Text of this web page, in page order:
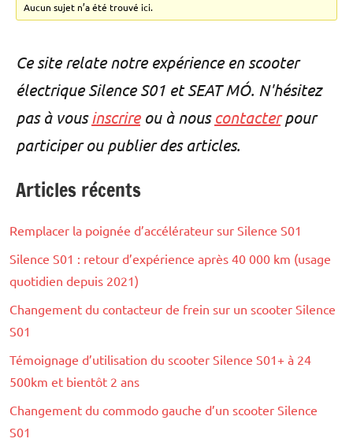
Aucun sujet n’a été trouvé ici.
Ce site relate notre expérience en scooter
électrique Silence S01 et SEAT MÓ. N'hésitez
pas à vousinscrireou à nous contacterpour
participer ou publier des articles.
Articles récents
Remplacer la poignée d’accélérateur sur Silence S01
Silence S01 : retour d’expérience après 40 000 km (usage
quotidien depuis 2021)
Changement du contacteur de frein sur un scooter Silence
S01
Témoignage d’utilisation du scooter Silence S01+ à 24
500km et bientôt 2 ans
Changement du commodo gauche d’un scooter Silence
S01